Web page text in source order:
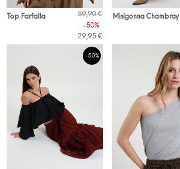
Top Farfalla
59,90 €
-50%
29,95 €
Minigonna Chambray
-50%